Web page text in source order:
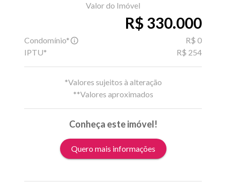
Valor do Imóvel
R$ 330.000
Condomínio*
R$ 0
IPTU*
R$ 254
*Valores sujeitos à alteração
**Valores aproximados
Conheça este imóvel!
Quero mais informações